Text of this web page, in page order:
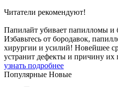
Читатели рекомендуют!
Папилайт убивает папилломы и
Избавьтесь от бородавок,
хирургии и усилий! Новейшее
устранит дефекты и причину их
узнать подробнее
Популярные Новые